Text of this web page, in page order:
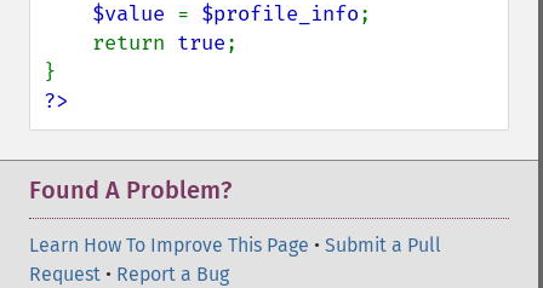
$value = $profile_info;
    return
true;
?>
Found A Problem?
Learn How To Improve This Page • Submit a Pull
Request • Report a Bug